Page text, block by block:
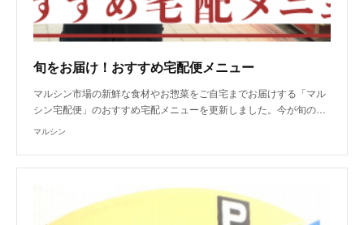
旬をお届け！おすすめ宅配便メニュー
マルシン市場の新鮮な食材やお惣菜をご自宅までお届けする「マル
シン宅配便」のおすすめ宅配メニューを更新しました。今が旬の…
マルシン